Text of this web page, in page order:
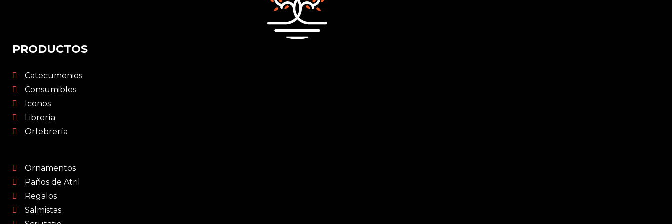
PRODUCTOS
Catecumenios
Consumibles
Iconos
Librería
Orfebrería
Ornamentos
Paños de Atril
Regalos
Salmistas